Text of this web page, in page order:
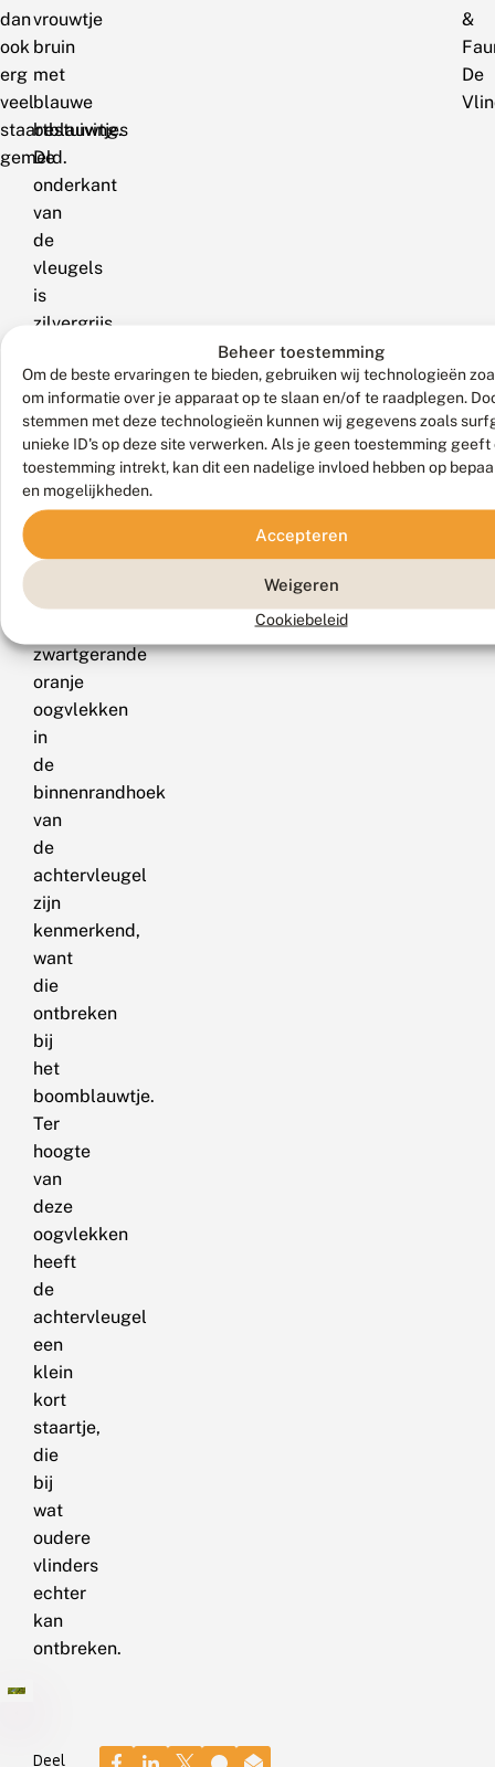
Beheer toestemming
Om de beste ervaringen te bieden, gebruiken wij technologieën
om informatie over je apparaat op te slaan en/of te raadplegen.
stemmen met deze technologieën kunnen wij gegevens zoals
unieke ID's op deze site verwerken. Als je geen toestemming geeft
toestemming intrekt, kan dit een nadelige invloed hebben op
en mogelijkheden.
Accepteren
Weigeren
Cookiebeleid
dan
ook
erg
veel
staartblauwtjes
gemeld.
vrouwtje
bruin
met
blauwe
bestuiving.
De
onderkant
van
de
vleugels
is
zilvergrijs
kleine
zwarte
stippen,
en
doet
denken
zwartgerande
oranje
oogvlekken
in
de
binnenrandhoek
van
de
achtervleugel
zijn
kenmerkend,
want
die
ontbreken
bij
het
boomblauwtje.
Ter
hoogte
van
deze
oogvlekken
heeft
de
achtervleugel
een
klein
kort
staartje,
die
bij
wat
oudere
vlinders
echter
kan
ontbreken.
&
De
Deel